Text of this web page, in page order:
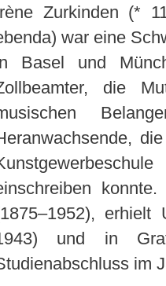
Zurkinden (*
war eine
Basel und
die
erhielt
und in
im